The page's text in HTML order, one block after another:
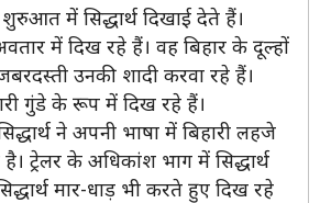
में सिद्धार्थ दिखाई देते हैं।
अवतार में दिख रहे हैं। वह बिहार के दूल्हों
उनकी शादी करवा रहे हैं।
गुंडे के रूप में दिख रहे हैं।
ने अपनी भाषा में बिहारी लहजे
ट्रेलर के अधिकांश भाग में सिद्धार्थ
मार-धाड़ भी करते हुए दिख रहे